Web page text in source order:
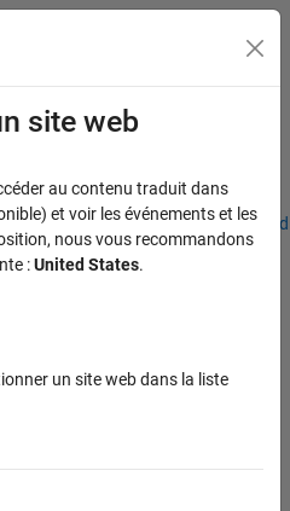
Adresses de nos bureaux
l'affichage du menu
site web
au contenu traduit dans
et voir les événements et les
nous vous recommandons
:United States.
un site web dans la liste